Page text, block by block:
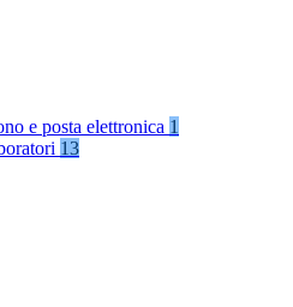
e posta elettronica 1
13